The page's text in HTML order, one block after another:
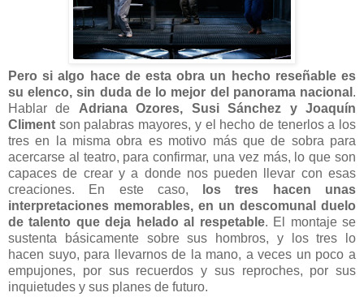
Pero si algo hace de esta obra un hecho reseñable es
su elenco, sin duda de lo mejor del panorama nacional .
Hablar de Adriana Ozores, Susi Sánchez y Joaquín
Climent son palabras mayores, y el hecho de tenerlos a los
tres en la misma obra es motivo más que de sobra para
acercarse al teatro, para confirmar, una vez más, lo que son
capaces de crear y a donde nos pueden llevar con esas
creaciones. En este caso,
los tres hacen unas
interpretaciones memorables, en un descomunal duelo
de talento que deja helado al respetable. El montaje se
sustenta básicamente sobre sus hombros, y los tres lo
hacen suyo, para llevarnos de la mano, a veces un poco a
empujones, por sus recuerdos y sus reproches, por sus
inquietudes y sus planes de futuro.